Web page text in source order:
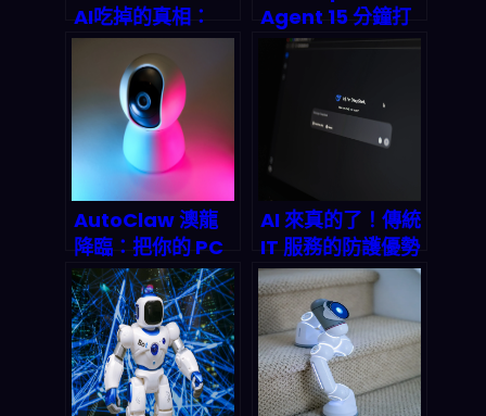
AI吃掉的真相：
2026年行銷人驟
變指南
Agent 15 分鐘打
造無人帝國？AI 代
理如何讓量化交易
與內容產出全自動
AutoClaw 澳龍
降臨：把你的 PC
變成 24/7 全天候
AI 員工，2026 年
自動化革命已經開
跑
AI 來真的了！傳統
IT 服務的防護優勢
正在瓦解，2026
年將迎來 2.5 兆美
元消費浪潮 –
Siuleeboss 深度
剖析